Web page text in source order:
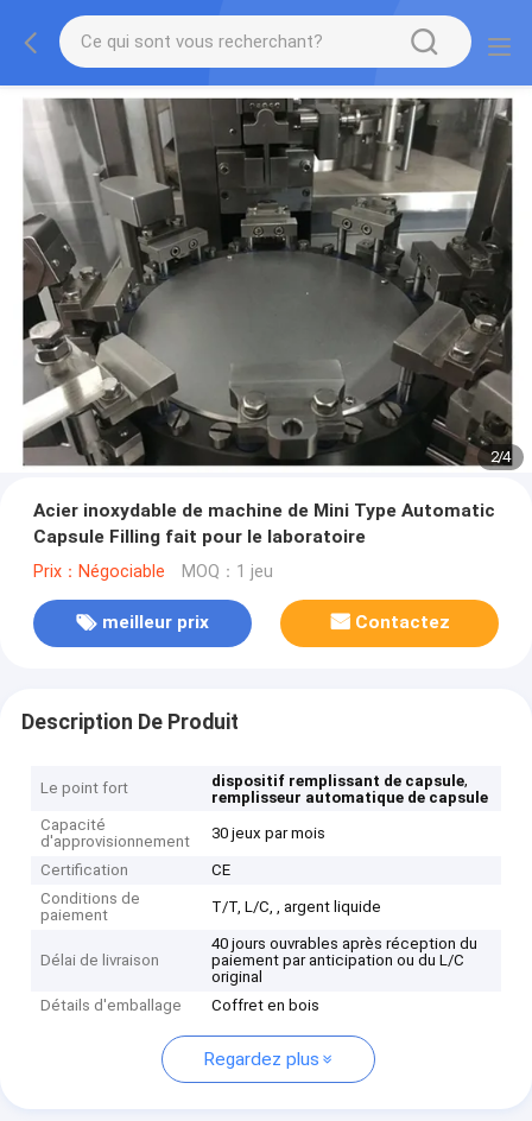
2/4
Acier inoxydable de machine de Mini Type Automatic
Capsule Filling fait pour le laboratoire
Prix：Négociable MOQ：1 jeu
meilleur prix Contactez
Description De Produit
Le point fort dispositif remplissant de capsule,
remplisseur automatique de capsule
Capacité
d'approvisionnement
30 jeux par mois
Certification
CE
Conditions de
paiement
T/T, L/C, , argent liquide
Délai de livraison
40 jours ouvrables après réception du
paiement par anticipation ou du L/C
original
Détails d'emballage
Coffret en bois
Regardez plus